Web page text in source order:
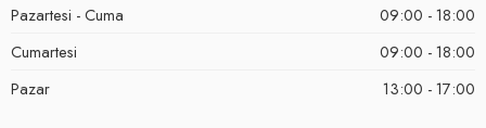
Pazartesi - Cuma
09:00 - 18:00
Cumartesi
09:00 - 18:00
Pazar
13:00 - 17:00